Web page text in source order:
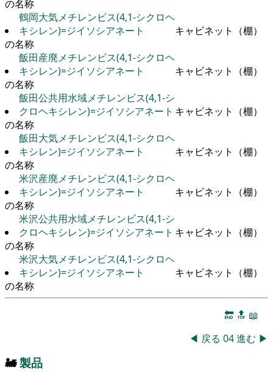
の名称
鶴岡大気メチレンビス(4,1-シクロヘ
キシレン)=ジイソシアネート
キャビネット（棚）
の名称
飯田産廃メチレンビス(4,1-シクロヘ
キシレン)=ジイソシアネート
キャビネット（棚）
の名称
飯田公共用水域メチレンビス(4,1-シ
クロヘキシレン)=ジイソシアネート キャビネット（棚）
の名称
飯田大気メチレンビス(4,1-シクロヘ
キシレン)=ジイソシアネート
キャビネット（棚）
の名称
米沢産廃メチレンビス(4,1-シクロヘ
キシレン)=ジイソシアネート
キャビネット（棚）
の名称
米沢公共用水域メチレンビス(4,1-シ
クロヘキシレン)=ジイソシアネート キャビネット（棚）
の名称
米沢大気メチレンビス(4,1-シクロヘ
キシレン)=ジイソシアネート
キャビネット（棚）
の名称
🔚 🔝 📖
◀ 戻る 04進む ▶
🚂製品